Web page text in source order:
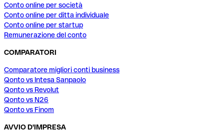
Conto online per società
Conto online per ditta individuale
Conto online per startup
Remunerazione del conto
COMPARATORI
Comparatore migliori conti business
Qonto vs Intesa Sanpaolo
Qonto vs Revolut
Qonto vs N26
Qonto vs Finom
AVVIO D'IMPRESA